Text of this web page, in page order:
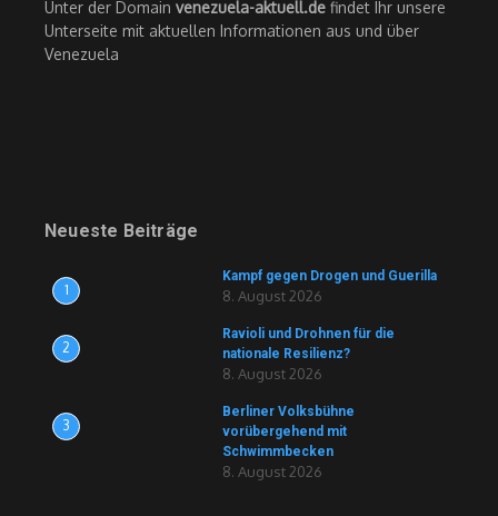
Unter der Domain venezuela-aktuell.de findet Ihr unsere
Unterseite mit aktuellen Informationen aus und über
Venezuela
Neueste Beiträge
1
Kampf gegen Drogen und Guerilla
8. August 2026
2
Ravioli und Drohnen für die
nationale Resilienz?
8. August 2026
3
Berliner Volksbühne
vorübergehend mit
Schwimmbecken
8. August 2026